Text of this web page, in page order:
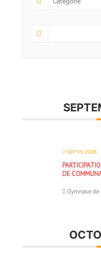
SEP 05 2026
DE
Gymnase de